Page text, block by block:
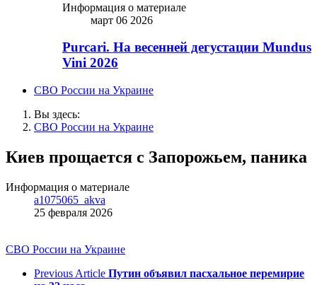
Информация о материале
март 06 2026
Purcari. На весенней дегустации Mundus
Vini 2026
СВО России на Украине
Вы здесь:
СВО России на Украине
Киев прощается с Запорожьем, паника
Информация о материале
a1075065_akva
25 февраля 2026
СВО России на Украине
Previous Article Путин объявил пасхальное перемирие